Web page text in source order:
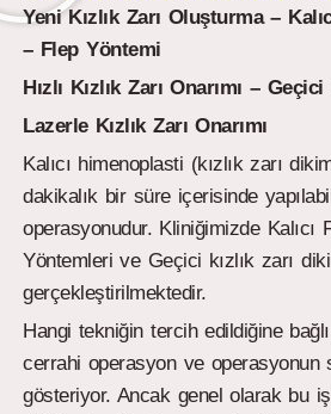
Yeni Kızlık Zarı Oluşturma –
– Flep Yöntemi
Hızlı Kızlık Zarı Onarımı –
Lazerle Kızlık Zarı Onarımı
Kalıcı himenoplasti (kızlık zarı
dakikalık bir süre içerisinde
operasyonudur. Kliniğimizde Kalıcı
Yöntemleri ve Geçici kızlık zarı
gerçekleştirilmektedir.
Hangi tekniğin tercih edildiğine
cerrahi operasyon ve operasyonun
gösteriyor. Ancak genel olarak bu